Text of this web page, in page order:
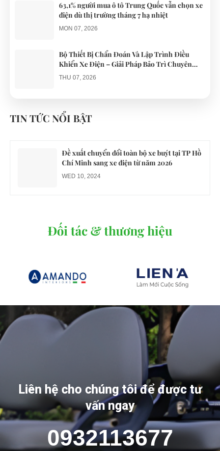
63,1% người mua ô tô Trung Quốc vẫn chọn xe
điện dù thị trường tháng 7 hạ nhiệt
MON 07, 2026
Bộ Thiết Bị Chẩn Đoán Và Lập Trình Điều
Khiển Xe Điện – Giải Pháp Bảo Trì Chuyên
Nghiệp
THU 07, 2026
gổ khi đón du khách ở Quy Nhơn
MON 07, 2026
TIN TỨC NỔI BẬT
Đề xuất chuyển đổi toàn bộ xe buýt tại TP Hồ
Chí Minh sang xe điện từ năm 2026
WED 10, 2024
Đối tác & thương hiệu
Liên hệ cho chúng tôi để được tư
vấn ngay
0932113677